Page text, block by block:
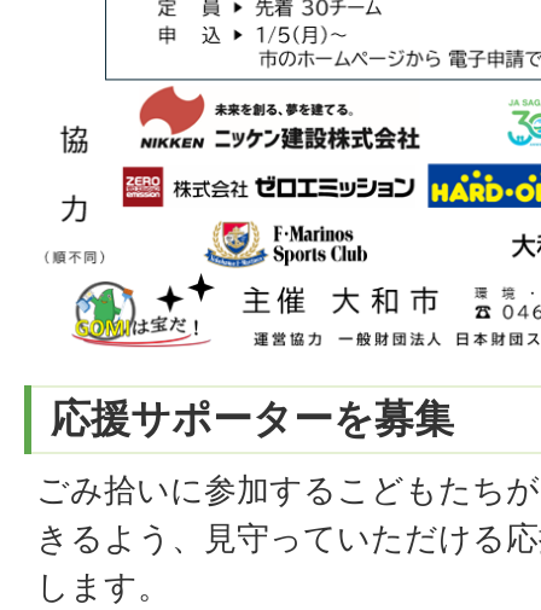
応援サポーターを募集
ごみ拾いに参加するこどもたち
きるよう、見守っていただける
します。